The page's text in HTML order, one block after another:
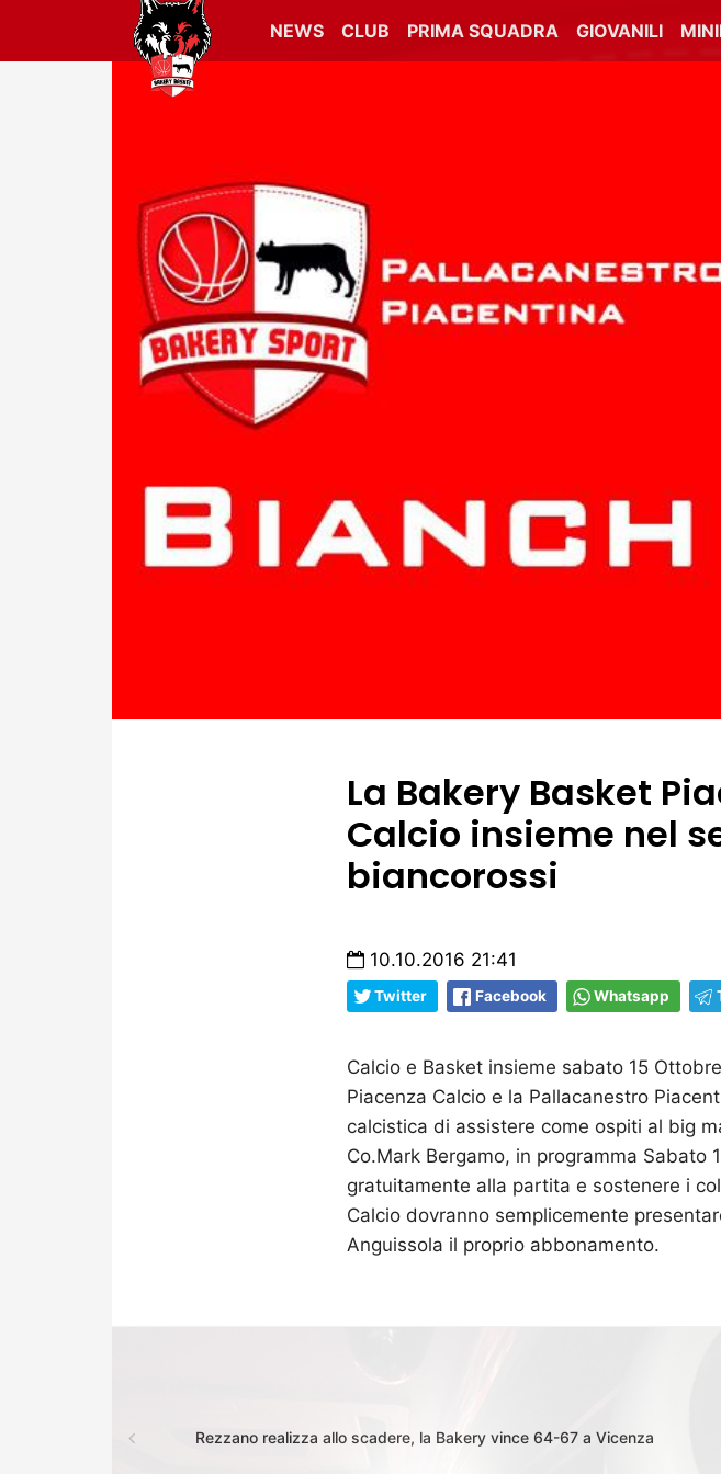
NEWS CLUB PRIMA SQUADRA GIOVANILI
La Bakery Basket
Calcio insieme nel
biancorossi
10.10.2016 21:41
Twitter Facebook Whatsapp
Calcio e Basket insieme sabato 15
Piacenza Calcio e la Pallacanestro
calcistica di assistere come ospiti al big
Co.Mark Bergamo, in programma Sabato
gratuitamente alla partita e sostenere i
Calcio dovranno semplicemente
Anguissola il proprio abbonamento.
Rezzano realizza allo scadere, la Bakery vince 64-67 a Vicenza